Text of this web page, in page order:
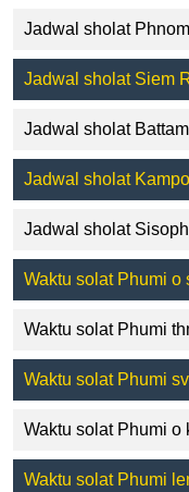
Jadwal sholat
Jadwal sholat Siem
Jadwal sholat
Jadwal sholat
Jadwal sholat
Waktu solat Phumi o
Waktu solat Phumi
Waktu solat Phumi
Waktu solat Phumi o
Waktu solat Phumi